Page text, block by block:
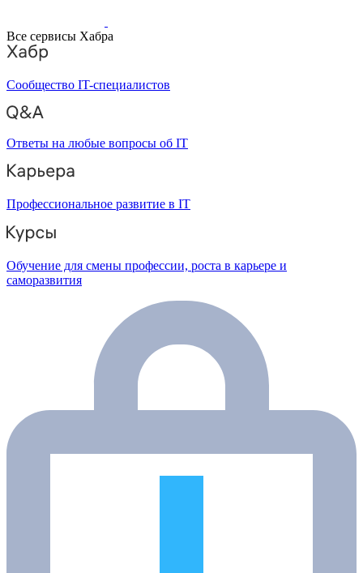
Все сервисы Хабра
Сообщество IT-специалистов
Ответы на любые вопросы об IT
Профессиональное развитие в IT
Обучение для смены профессии, роста в карьере и
саморазвития